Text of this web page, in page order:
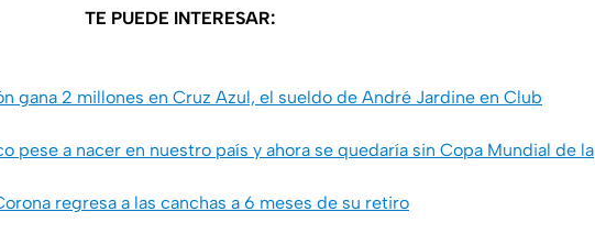
TE PUEDE INTERESAR:
gana 2 millones en Cruz Azul, el sueldo de André Jardine en Club
pese a nacer en nuestro país y ahora se quedaría sin Copa Mundial de la
regresa a las canchas a 6 meses de su retiro